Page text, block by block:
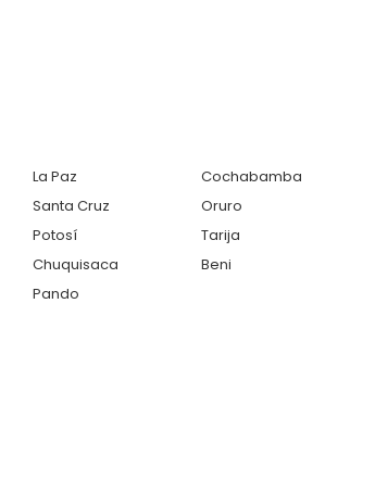
La Paz
Cochabamba
Santa Cruz
Oruro
Potosí
Tarija
Chuquisaca
Beni
Pando